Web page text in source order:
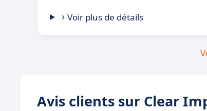
Voir plus de détails
Avis clients sur Clear